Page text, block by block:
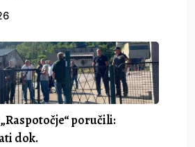
poručili:
dok.